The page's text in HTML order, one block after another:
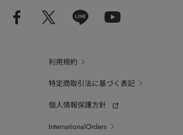
利用規約
特定商取引法に基づく表記
個人情報保護方針
InternationalOrders